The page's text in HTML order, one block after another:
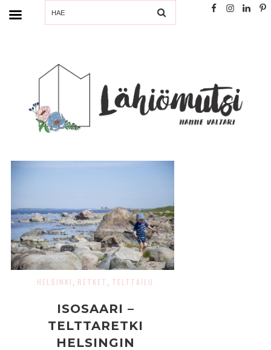
SEARCH
HELSINKI RETKET TELTTAILU
ISOSAARI –
TELTTARETKI
HELSINGIN